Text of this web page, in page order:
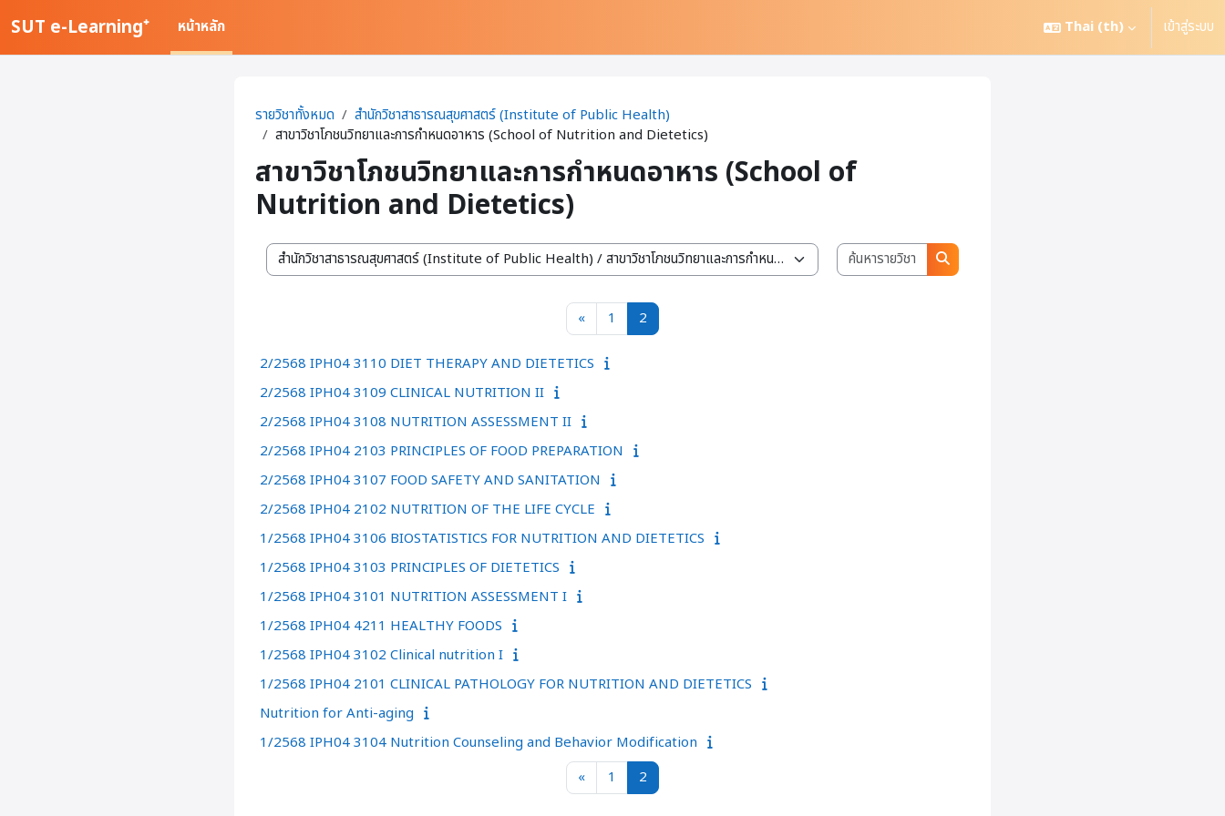
SUT e-Learning⁺ หน้าหลัก Thai ‎(th)‎ เข้าสู่ระบบ
รายวิชาทั้งหมด
สำนักวิชาสาธารณสุขศาสตร์ (Institute of Public Health)
สาขาวิชาโภชนวิทยาและการกำหนดอาหาร (School of Nutrition and Dietetics)
สาขาวิชาโภชนวิทยาและการกำหนดอาหาร (School of
Nutrition and Dietetics)
สาขาวิชา / สำนักวิชา
ค้นหารายวิชา
ค้นหารายวิชา
«Previous page
1 หน้า 1
2
2/2568 IPH04 3110 DIET THERAPY AND DIETETICS
2/2568 IPH04 3109 CLINICAL NUTRITION II
2/2568 IPH04 3108 NUTRITION ASSESSMENT II
2/2568 IPH04 2103 PRINCIPLES OF FOOD PREPARATION
2/2568 IPH04 3107 FOOD SAFETY AND SANITATION
2/2568 IPH04 2102 NUTRITION OF THE LIFE CYCLE
1/2568 IPH04 3106 BIOSTATISTICS FOR NUTRITION AND DIETETICS
1/2568 IPH04 3103 PRINCIPLES OF DIETETICS
1/2568 IPH04 3101 NUTRITION ASSESSMENT I
1/2568 IPH04 4211 HEALTHY FOODS
1/2568 IPH04 3102 Clinical nutrition I
1/2568 IPH04 2101 CLINICAL PATHOLOGY FOR NUTRITION AND DIETETICS
Nutrition for Anti-aging
1/2568 IPH04 3104 Nutrition Counseling and Behavior Modification
«Previous page
1 หน้า 1
2